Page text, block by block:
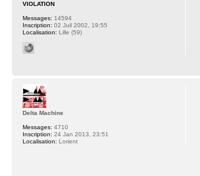
VIOLATION
Messages: 14594
Inscription: 02 Juil 2002, 19:55
Localisation: Lille (59)
Delta Machine
Messages: 4710
Inscription: 24 Jan 2013, 23:51
Localisation: Lorient